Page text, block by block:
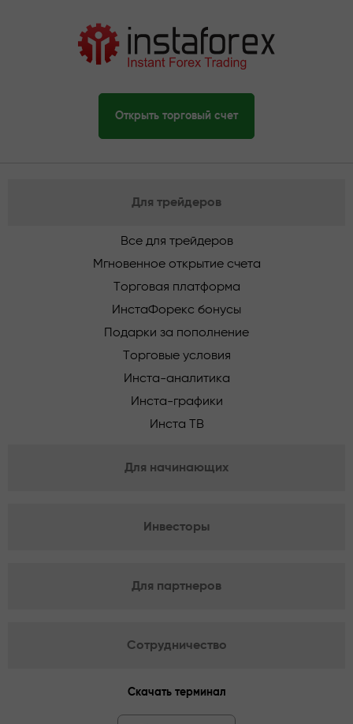
Открыть торговый счет
Для трейдеров
Все для трейдеров
Мгновенное открытие счета
Торговая платформа
ИнстаФорекс бонусы
Подарки за пополнение
Торговые условия
Инста-аналитика
Инста-графики
Инста ТВ
Для начинающих
Инвесторы
Для партнеров
Сотрудничество
Скачать терминал